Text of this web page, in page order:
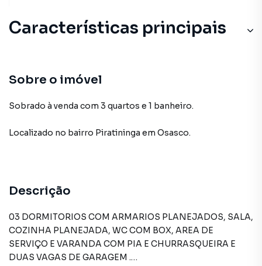
Características principais
Sobre o imóvel
Sobrado à venda com 3 quartos e 1 banheiro.
Localizado no bairro Piratininga em Osasco.
Descrição
03 DORMITORIOS COM ARMARIOS PLANEJADOS, SALA,
COZINHA PLANEJADA, WC COM BOX, AREA DE
SERVIÇO E VARANDA COM PIA E CHURRASQUEIRA E
DUAS VAGAS DE GARAGEM .